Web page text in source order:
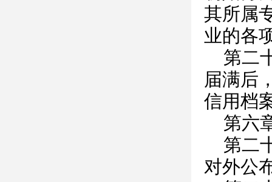
其所属
业的各
第二
届满后
信用档
第六
第二
对外公